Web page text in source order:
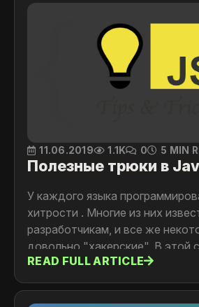
11.06.2019 1.1K 0 5 MIN
Полезные трюки в
У каждого языка
хитрости . Многие из них
разработчикам, и все же
довольно "хакерские". В этой
вам несколько хитростей,
полезными.
READ FULL ARTICLE